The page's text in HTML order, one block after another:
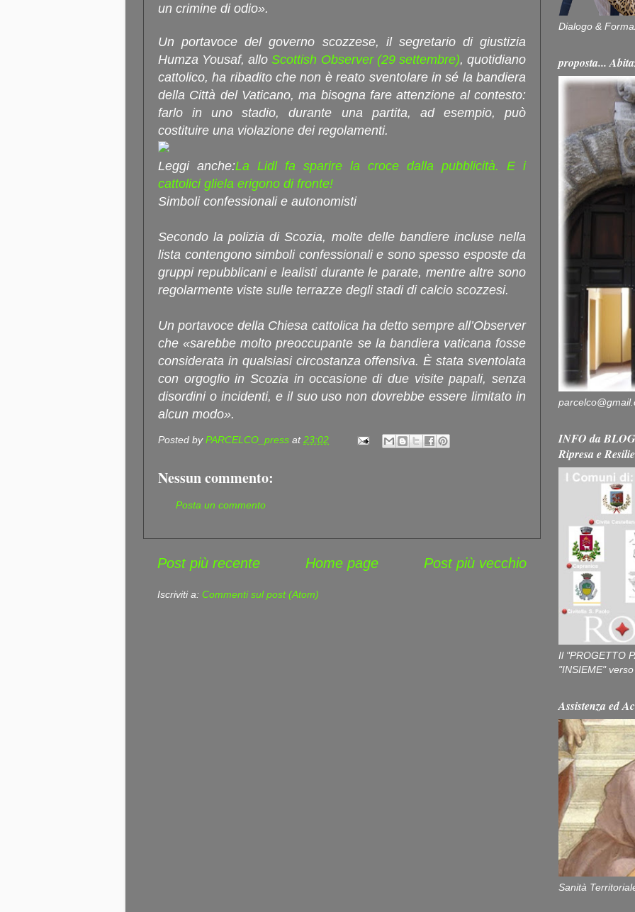
un crimine di odio».
Un portavoce del governo scozzese, il segretario di giustizia
Humza Yousaf, alloScottish Observer (29 settembre), quotidiano
cattolico, ha ribadito che non è reato sventolare in sé la bandiera
della Città del Vaticano, ma bisogna fare attenzione al contesto:
farlo in uno stadio, durante una partita, ad esempio, può
costituire una violazione dei regolamenti.
Leggi anche:La Lidl fa sparire la croce dalla pubblicità. E i
cattolici gliela erigono di fronte!
Simboli confessionali e autonomisti
Secondo la polizia di Scozia, molte delle bandiere incluse nella
lista contengono simboli confessionali e sono spesso esposte da
gruppi repubblicani e lealisti durante le parate, mentre altre sono
regolarmente viste sulle terrazze degli stadi di calcio scozzesi.
Un portavoce della Chiesa cattolica ha detto sempre all’Observer
che «sarebbe molto preoccupante se la bandiera vaticana fosse
considerata in qualsiasi circostanza offensiva. È stata sventolata
con orgoglio in Scozia in occasione di due visite papali, senza
disordini o incidenti, e il suo uso non dovrebbe essere limitato in
alcun modo».
Posted byPARCELCO_press at23:02
Nessun commento:
Posta un commento
Post più recente Post più vecchio
Home page
Iscriviti a: Commenti sul post (Atom)
Dialogo &
proposta...
INFO da
Ripresa e
Il "PROGETTO
"INSIEME"
Assistenza ed
Sanità